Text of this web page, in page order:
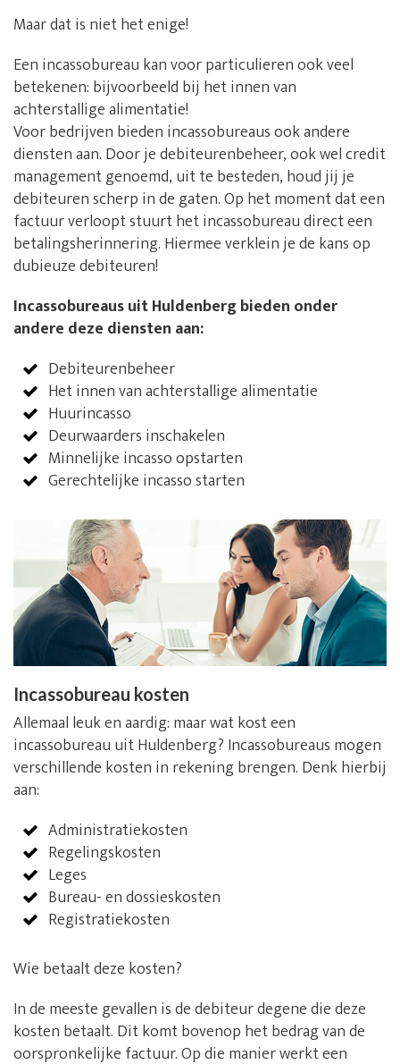
Maar dat is niet het enige!
Een incassobureau kan voor particulieren ook veel
betekenen: bijvoorbeeld bij het innen van
achterstallige alimentatie!
Voor bedrijven bieden incassobureaus ook andere
diensten aan. Door je debiteurenbeheer, ook wel credit
management genoemd, uit te besteden, houd jij je
debiteuren scherp in de gaten. Op het moment dat een
factuur verloopt stuurt het incassobureau direct een
betalingsherinnering. Hiermee verklein je de kans op
dubieuze debiteuren!
Incassobureaus uit Huldenberg bieden onder
andere deze diensten aan:
Debiteurenbeheer
Het innen van achterstallige alimentatie
Huurincasso
Deurwaarders inschakelen
Minnelijke incasso opstarten
Gerechtelijke incasso starten
Incassobureau kosten
Allemaal leuk en aardig: maar wat kost een
incassobureau uit Huldenberg? Incassobureaus mogen
verschillende kosten in rekening brengen. Denk hierbij
aan:
Administratiekosten
Regelingskosten
Leges
Bureau- en dossieskosten
Registratiekosten
Wie betaalt deze kosten?
In de meeste gevallen is de debiteur degene die deze
kosten betaalt. Dit komt bovenop het bedrag van de
oorspronkelijke factuur. Op die manier werkt een